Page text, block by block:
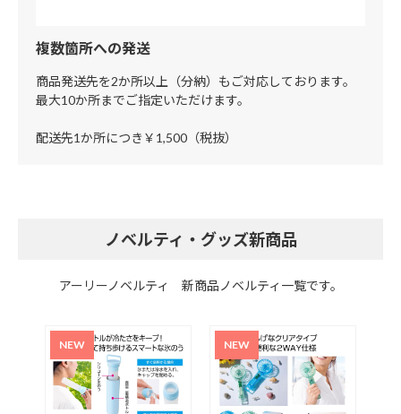
複数箇所への発送
商品発送先を2か所以上（分納）もご対応しております。
最大10か所までご指定いただけます。
配送先1か所につき￥1,500（税抜）
ノベルティ・グッズ新商品
アーリーノベルティ 新商品ノベルティ一覧です。